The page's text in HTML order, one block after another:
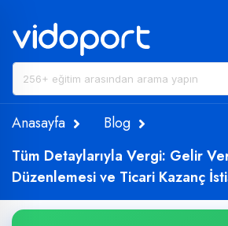
Anasayfa
Blog
Tüm Detaylarıyla Vergi: Gelir
Düzenlemesi ve Ticari Kazanç